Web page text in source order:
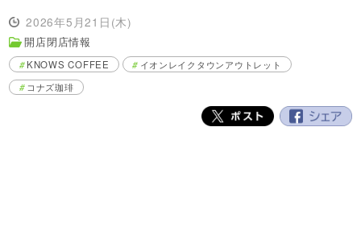
2026年5月21日(木)
開店閉店情報
KNOWS COFFEE
イオンレイクタウンアウトレット
コナズ珈琲